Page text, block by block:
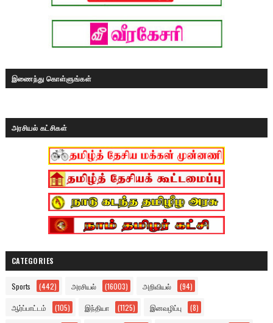
இணைந்து கொள்ளுங்கள்
அரசியல் கட்சிகள்
CATEGORIES
Sports (442) அரசியல் (16003) அறிவியல் (94)
ஆர்ப்பாட்டம் (105) இந்தியா (1125) இனவழிப்பு (8)